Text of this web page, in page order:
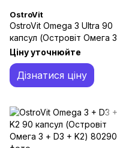
OstroVit
OstroVit Omega 3 Ultra 90
капсул (Островіт Омега 3
Ультра)
Ціну уточнюйте
Дізнатися ціну